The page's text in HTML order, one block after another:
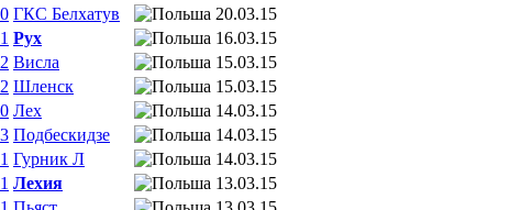
ГКС Белхатув
20.03.15
Рух
16.03.15
Висла
15.03.15
Шленск
15.03.15
Лех
14.03.15
Подбескидзе
14.03.15
Гурник Л
14.03.15
Лехия
13.03.15